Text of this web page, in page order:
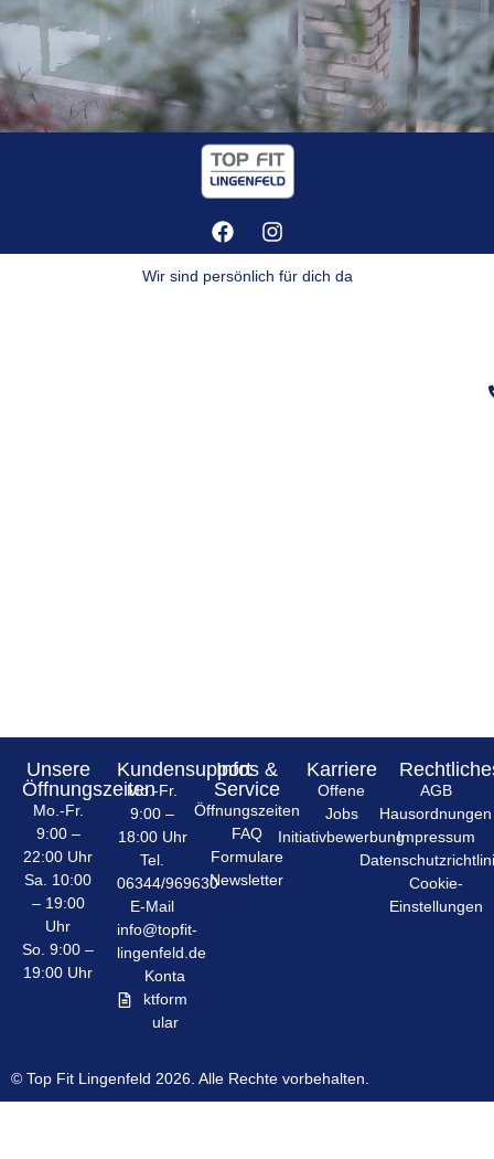
Wir sind persönlich für dich da
Unsere
Öffnungszeiten
Mo.-Fr.
9:00 –
22:00 Uhr
Sa. 10:00
– 19:00
Uhr
So. 9:00 –
19:00 Uhr
Kundensupport
Mo.-Fr.
9:00 –
18:00 Uhr
Tel.
06344/969630
E-Mail
info@topfit-
lingenfeld.de
Konta
ktform
ular
Infos &
Service
Öffnungszeiten
FAQ
Formulare
Newsletter
Karriere
Offene
Jobs
Initiativbewerbung
AGB
Hausordnungen
Impressum
Cookie-
Einstellungen
© Top Fit Lingenfeld 2026. Alle Rechte vorbehalten.